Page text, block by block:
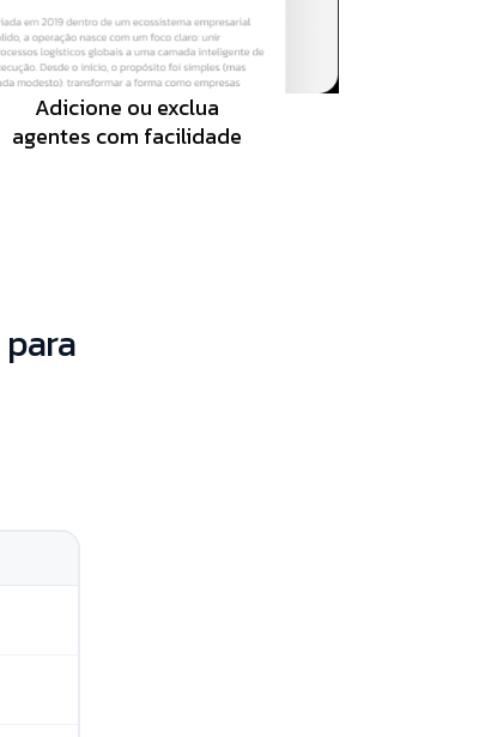
Adicione ou exclua
agentes com facilidade
para